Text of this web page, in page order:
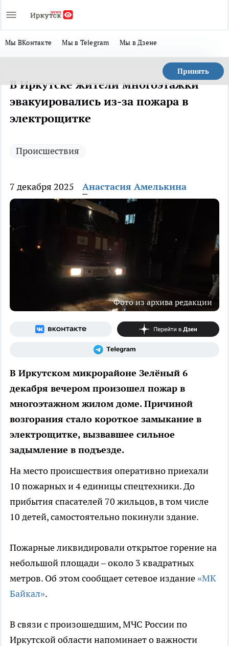
Мы ВКонтакте Мы в Telegram Мы в Дзене
Принять
В Иркутске жители многоэтажки
эвакуировались из-за пожара в
электрощитке
Происшествия
7 декабря 2025 Анастасия Амелькина
Фото из архива редакции
В Иркутском микрорайоне Зелёный 6
декабря вечером произошел пожар в
многоэтажном жилом доме. Причиной
возгорания стало короткое замыкание в
электрощитке, вызвавшее сильное
задымление в подъезде.
На место происшествия оперативно приехали
10 пожарных и 4 единицы спецтехники. До
прибытия спасателей 70 жильцов, в том числе
10 детей, самостоятельно покинули здание.
Пожарные ликвидировали открытое горение на
небольшой площади – около 3 квадратных
метров. Об этом сообщает сетевое издание «МК
Байкал».
В связи с произошедшим, МЧС России по
Иркутской области напоминает о важности